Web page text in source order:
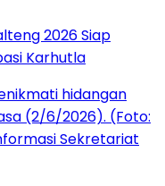
2026 Siap
Karhutla